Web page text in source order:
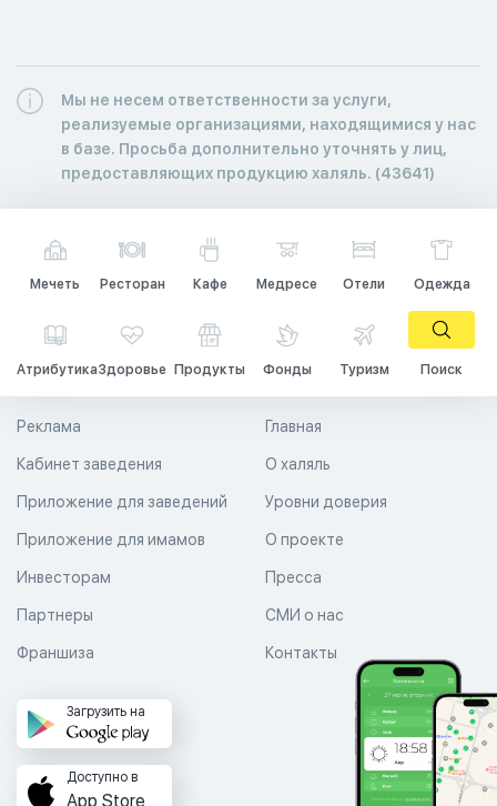
Мы не несем ответственности за услуги,
реализуемые организациями, находящимися у нас
в базе. Просьба дополнительно уточнять у лиц,
предоставляющих продукцию халяль. (43641)
Мечеть Ресторан Кафе Медресе Отели Одежда
АтрибутикаЗдоровье Продукты Фонды Туризм Поиск
Главная
О халяль
Уровни доверия
Реклама
Кабинет заведения
Приложение для заведений
Приложение для имамов О проекте
Пресса
СМИ о нас
Контакты
Инвесторам
Партнеры
Франшиза
Загрузить на
Доступно в
App Store